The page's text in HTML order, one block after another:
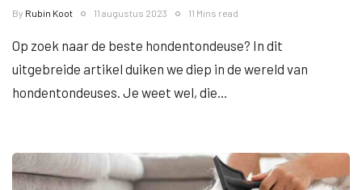
By Rubin Koot 11 augustus 2023 11 Mins read
Op zoek naar de beste hondentondeuse? In dit
uitgebreide artikel duiken we diep in de wereld van
hondentondeuses. Je weet wel, die…